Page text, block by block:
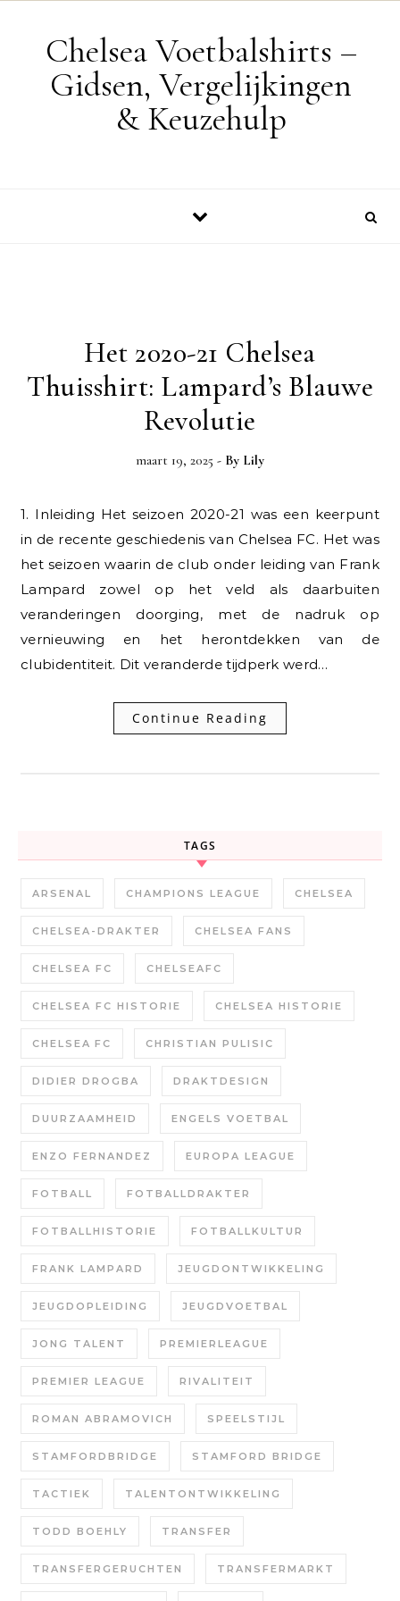
Chelsea Voetbalshirts –
Gidsen, Vergelijkingen
& Keuzehulp
Het 2020-21 Chelsea
Thuisshirt: Lampard’s Blauwe
Revolutie
maart 19, 2025 - By Lily
1. Inleiding Het seizoen 2020-21 was een keerpunt
in de recente geschiedenis van Chelsea FC. Het was
het seizoen waarin de club onder leiding van Frank
Lampard zowel op het veld als daarbuiten
veranderingen doorging, met de nadruk op
vernieuwing en het herontdekken van de
clubidentiteit. Dit veranderde tijdperk werd…
Continue Reading
TAGS
ARSENAL CHAMPIONS LEAGUE CHELSEA
CHELSEA-DRAKTER CHELSEA FANS
CHELSEA FC CHELSEAFC
CHELSEA FC HISTORIE CHELSEA HISTORIE
CHELSEA FC CHRISTIAN PULISIC
DIDIER DROGBA DRAKTDESIGN
DUURZAAMHEID ENGELS VOETBAL
ENZO FERNANDEZ EUROPA LEAGUE
FOTBALL FOTBALLDRAKTER
FOTBALLHISTORIE FOTBALLKULTUR
FRANK LAMPARD JEUGDONTWIKKELING
JEUGDOPLEIDING JEUGDVOETBAL
JONG TALENT PREMIERLEAGUE
PREMIER LEAGUE RIVALITEIT
ROMAN ABRAMOVICH SPEELSTIJL
STAMFORDBRIDGE STAMFORD BRIDGE
TACTIEK TALENTONTWIKKELING
TODD BOEHLY TRANSFER
TRANSFERGERUCHTEN TRANSFERMARKT